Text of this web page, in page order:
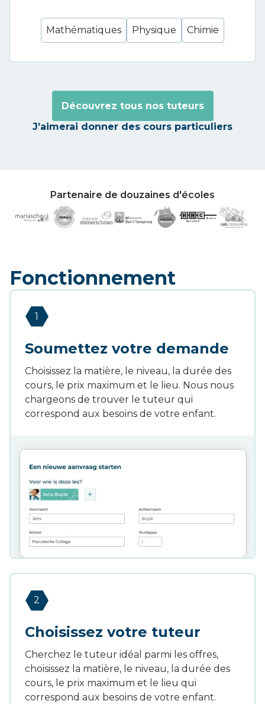
Mathématiques Physique Chimie
Découvrez tous nos tuteurs
J’aimerai donner des cours particuliers
Partenaire de douzaines d'écoles
Fonctionnement
1
Soumettez votre demande
Choisissez la matière, le niveau, la durée des
cours, le prix maximum et le lieu. Nous nous
chargeons de trouver le tuteur qui
correspond aux besoins de votre enfant.
2
Choisissez votre tuteur
Cherchez le tuteur idéal parmi les offres,
choisissez la matière, le niveau, la durée des
cours, le prix maximum et le lieu qui
correspond aux besoins de votre enfant.